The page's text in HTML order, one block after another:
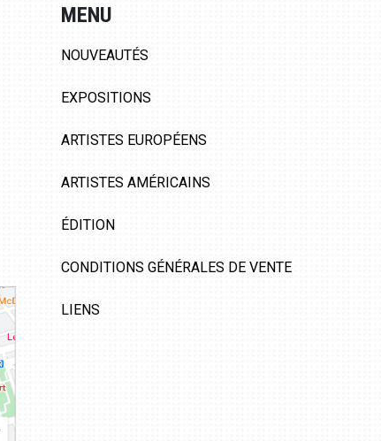
MENU
NOUVEAUTÉS
EXPOSITIONS
ARTISTES EUROPÉENS
ARTISTES AMÉRICAINS
ÉDITION
CONDITIONS GÉNÉRALES DE VENTE
LIENS